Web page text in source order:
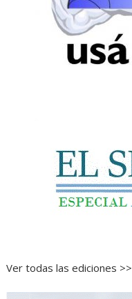
Ver todas las ediciones >>